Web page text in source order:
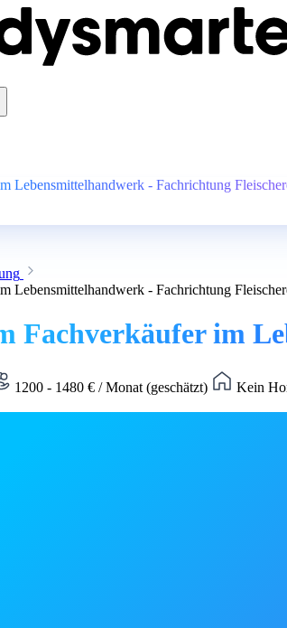
Lebensmittelhandwerk - Fachrichtung
Lebensmittelhandwerk - Fachrichtung
Fachverkäufer im
1200 - 1480 € / Monat (geschätzt)
Kein